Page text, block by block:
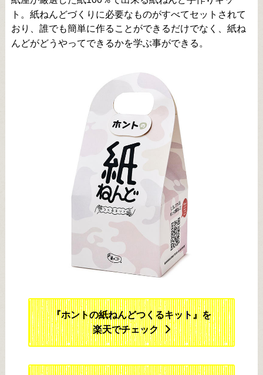
ト。紙ねんどづくりに必要なものがすべてセットされて
おり、誰でも簡単に作ることができるだけでなく、紙ね
んどがどうやってできるかを学ぶ事ができる。
『ホントの紙ねんどつくるキット』を
楽天でチェック